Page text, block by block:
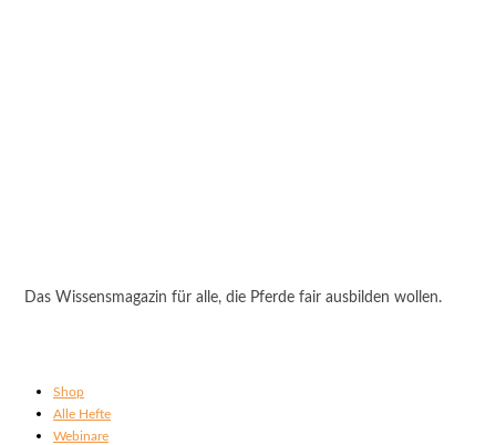
Das Wissensmagazin für alle, die Pferde fair ausbilden wollen.
Shop
Alle Hefte
Webinare